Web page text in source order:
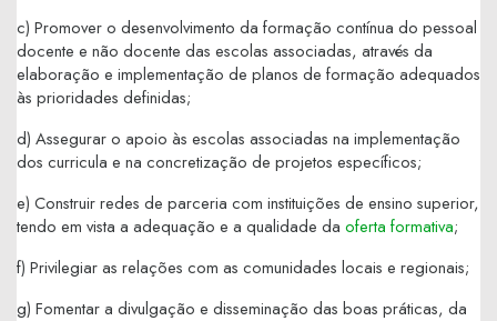
c) Promover o desenvolvimento da formação contínua do pessoal
docente e não docente das escolas associadas, através da
elaboração e implementação de planos de formação adequados
às prioridades definidas;
d) Assegurar o apoio às escolas associadas na implementação
dos curricula e na concretização de projetos específicos;
e) Construir redes de parceria com instituições de ensino superior,
tendo em vista a adequação e a qualidade da oferta formativa;
f) Privilegiar as relações com as comunidades locais e regionais;
g) Fomentar a divulgação e disseminação das boas práticas, da